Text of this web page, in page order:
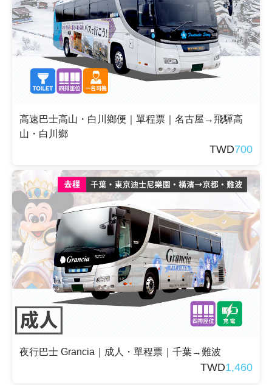
高速巴士高山・白川鄉便｜單程票｜名古屋→飛驒高
山・白川鄉
TWD700
夜行巴士 Grancia｜成人・單程票｜千葉→難波
TWD1,460